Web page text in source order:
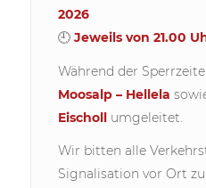
2026
🕘 Jeweils von 21.00
Während der
Moosalp – Hellela
Eischollumgeleitet.
Wir bitten alle
Signalisation vor Ort